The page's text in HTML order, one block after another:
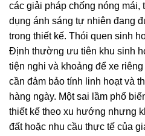
các giải pháp chống nóng mái,
dụng ánh sáng tự nhiên đang
trong thiết kế. Thói quen sinh
Định thường ưu tiên khu sinh
tiện nghi và khoảng để xe
cần đảm bảo tính linh hoạt và
hàng ngày. Một sai lầm phổ
thiết kế theo xu hướng nhưng
đất hoặc nhu cầu thực tế của